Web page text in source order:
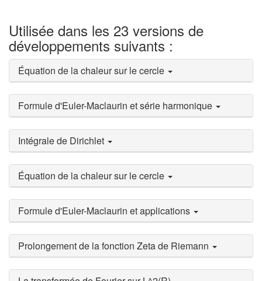
Utilisée dans les 23 versions de
développements suivants :
Équation de la chaleur sur le cercle
Formule d'Euler-Maclaurin et série harmonique
Intégrale de Dirichlet
Équation de la chaleur sur le cercle
Formule d'Euler-Maclaurin et applications
Prolongement de la fonction Zeta de Riemann